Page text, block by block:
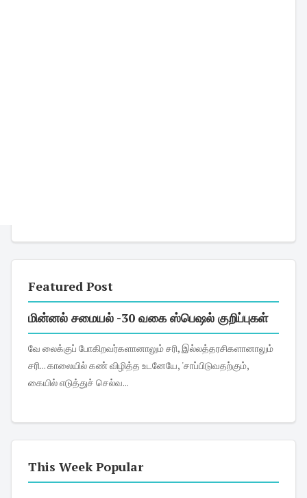
Featured Post
மின்னல் சமையல் -30 வகை ஸ்பெஷல் குறிப்புகள்
வே லைக்குப் போகிறவர்களானாலும் சரி, இல்லத்தரசிகளானாலும்
சரி... காலையில் கண் விழித்த உடனேயே, 'சாப்பிடுவதற்கும்,
கையில் எடுத்துச் செல்வ...
This Week Popular